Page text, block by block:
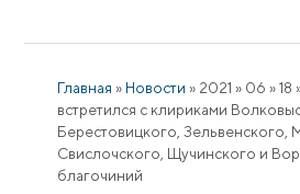
Главная » Новости » 2021 » 06 » 18
встретился с клириками
Берестовицкого, Зельвенского,
Свислочского, Щучинского и
благочиний